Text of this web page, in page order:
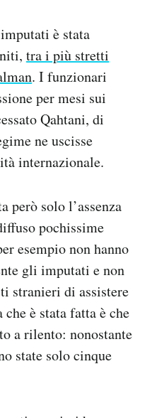
è stata
tra i più stretti
. I funzionari
per mesi sui
Qahtani, di
ne uscisse
internazionale.
però solo l’assenza
pochissime
esempio non hanno
gli imputati e non
stranieri di assistere
è stata fatta è che
a rilento: nonostante
state solo cinque